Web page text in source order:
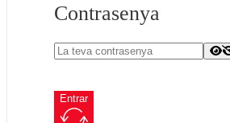
Contrasenya
Entrar